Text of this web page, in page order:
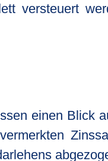
versteuert
einen Blick